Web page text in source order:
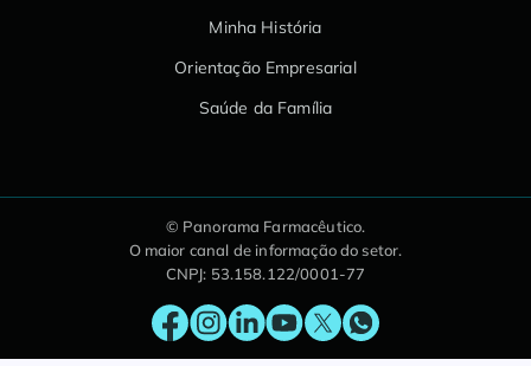
Minha História
Orientação Empresarial
Saúde da Família
© Panorama Farmacêutico.
O maior canal de informação do setor.
CNPJ: 53.158.122/0001-77